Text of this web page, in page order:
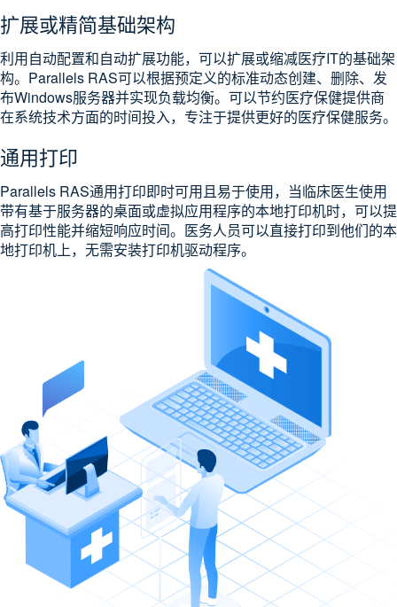
扩展或精简基础架构
利用自动配置和自动扩展功能，可以扩展或缩减医疗IT的基础架
构。Parallels RAS可以根据预定义的标准动态创建、删除、发
布Windows服务器并实现负载均衡。可以节约医疗保健提供商
在系统技术方面的时间投入，专注于提供更好的医疗保健服务。
通用打印
Parallels RAS通用打印即时可用且易于使用，当临床医生使用
带有基于服务器的桌面或虚拟应用程序的本地打印机时，可以提
高打印性能并缩短响应时间。医务人员可以直接打印到他们的本
地打印机上，无需安装打印机驱动程序。